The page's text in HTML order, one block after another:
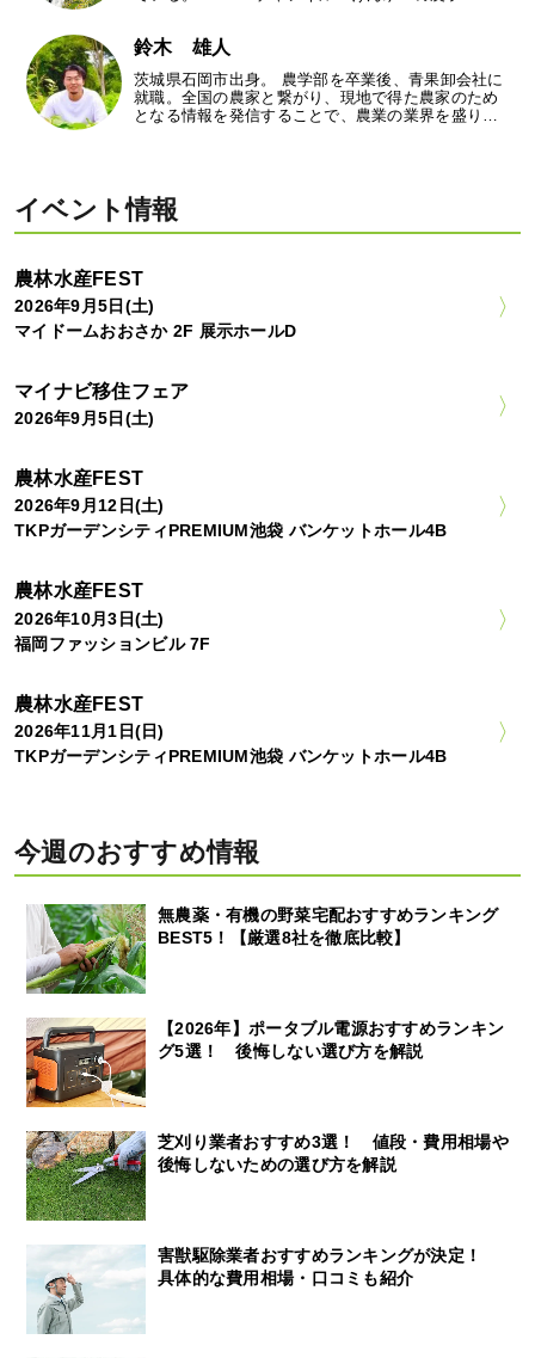
鈴木 雄人
茨城県石岡市出身。 農学部を卒業後、青果卸会社に
就職。全国の農家と繋がり、現地で得た農家のため
となる情報を発信することで、農業の業界を盛り…
イベント情報
農林水産FEST
2026年9月5日(土)
マイドームおおさか 2F 展示ホールD
マイナビ移住フェア
2026年9月5日(土)
農林水産FEST
2026年9月12日(土)
TKPガーデンシティPREMIUM池袋 バンケットホール4B
農林水産FEST
2026年10月3日(土)
福岡ファッションビル 7F
農林水産FEST
2026年11月1日(日)
TKPガーデンシティPREMIUM池袋 バンケットホール4B
今週のおすすめ情報
無農薬・有機の野菜宅配おすすめランキング
BEST5！【厳選8社を徹底比較】
【2026年】ポータブル電源おすすめランキン
グ5選！ 後悔しない選び方を解説
芝刈り業者おすすめ3選！ 値段・費用相場や
後悔しないための選び方を解説
害獣駆除業者おすすめランキングが決定！
具体的な費用相場・口コミも紹介